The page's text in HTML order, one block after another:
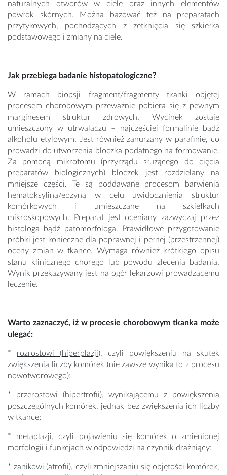
naturalnych otworów w ciele oraz innych elementów
powłok skórnych. Można bazować też na preparatach
przytykowych, pochodzących z zetknięcia się szkiełka
podstawowego i zmiany na ciele.
Jak przebiega badanie histopatologiczne?
W ramach biopsji fragment/fragmenty tkanki objętej
procesem chorobowym przeważnie pobiera się z pewnym
marginesem struktur zdrowych. Wycinek zostaje
umieszczony w utrwalaczu – najczęściej formalinie bądź
alkoholu etylowym. Jest również zanurzany w parafinie, co
prowadzi do utworzenia bloczka podatnego na formowanie.
Za pomocą mikrotomu (przyrządu służącego do cięcia
preparatów biologicznych) bloczek jest rozdzielany na
mniejsze części. Te są poddawane procesom barwienia
hematoksyliną/eozyną w celu uwidocznienia struktur
komórkowych i umieszczane na szkiełkach
mikroskopowych. Preparat jest oceniany zazwyczaj przez
histologa bądź patomorfologa. Prawidłowe przygotowanie
próbki jest konieczne dla poprawnej i pełnej (przestrzennej)
oceny zmian w tkance. Wymaga również krótkiego opisu
stanu klinicznego chorego lub powodu zlecenia badania.
Wynik przekazywany jest na ogół lekarzowi prowadzącemu
leczenie.
Warto zaznaczyć, iż w procesie chorobowym tkanka może
ulegać:
* rozrostowi (hiperplazji), czyli powiększeniu na skutek
zwiększenia liczby komórek (nie zawsze wynika to z procesu
nowotworowego);
* przerostowi (hipertrofii), wynikającemu z powiększenia
poszczególnych komórek, jednak bez zwiększenia ich liczby
w tkance;
* metaplazji, czyli pojawieniu się komórek o zmienionej
morfologii i funkcjach w odpowiedzi na czynnik drażniący;
* zanikowi (atrofii), czyli zmniejszaniu się objętości komórek,